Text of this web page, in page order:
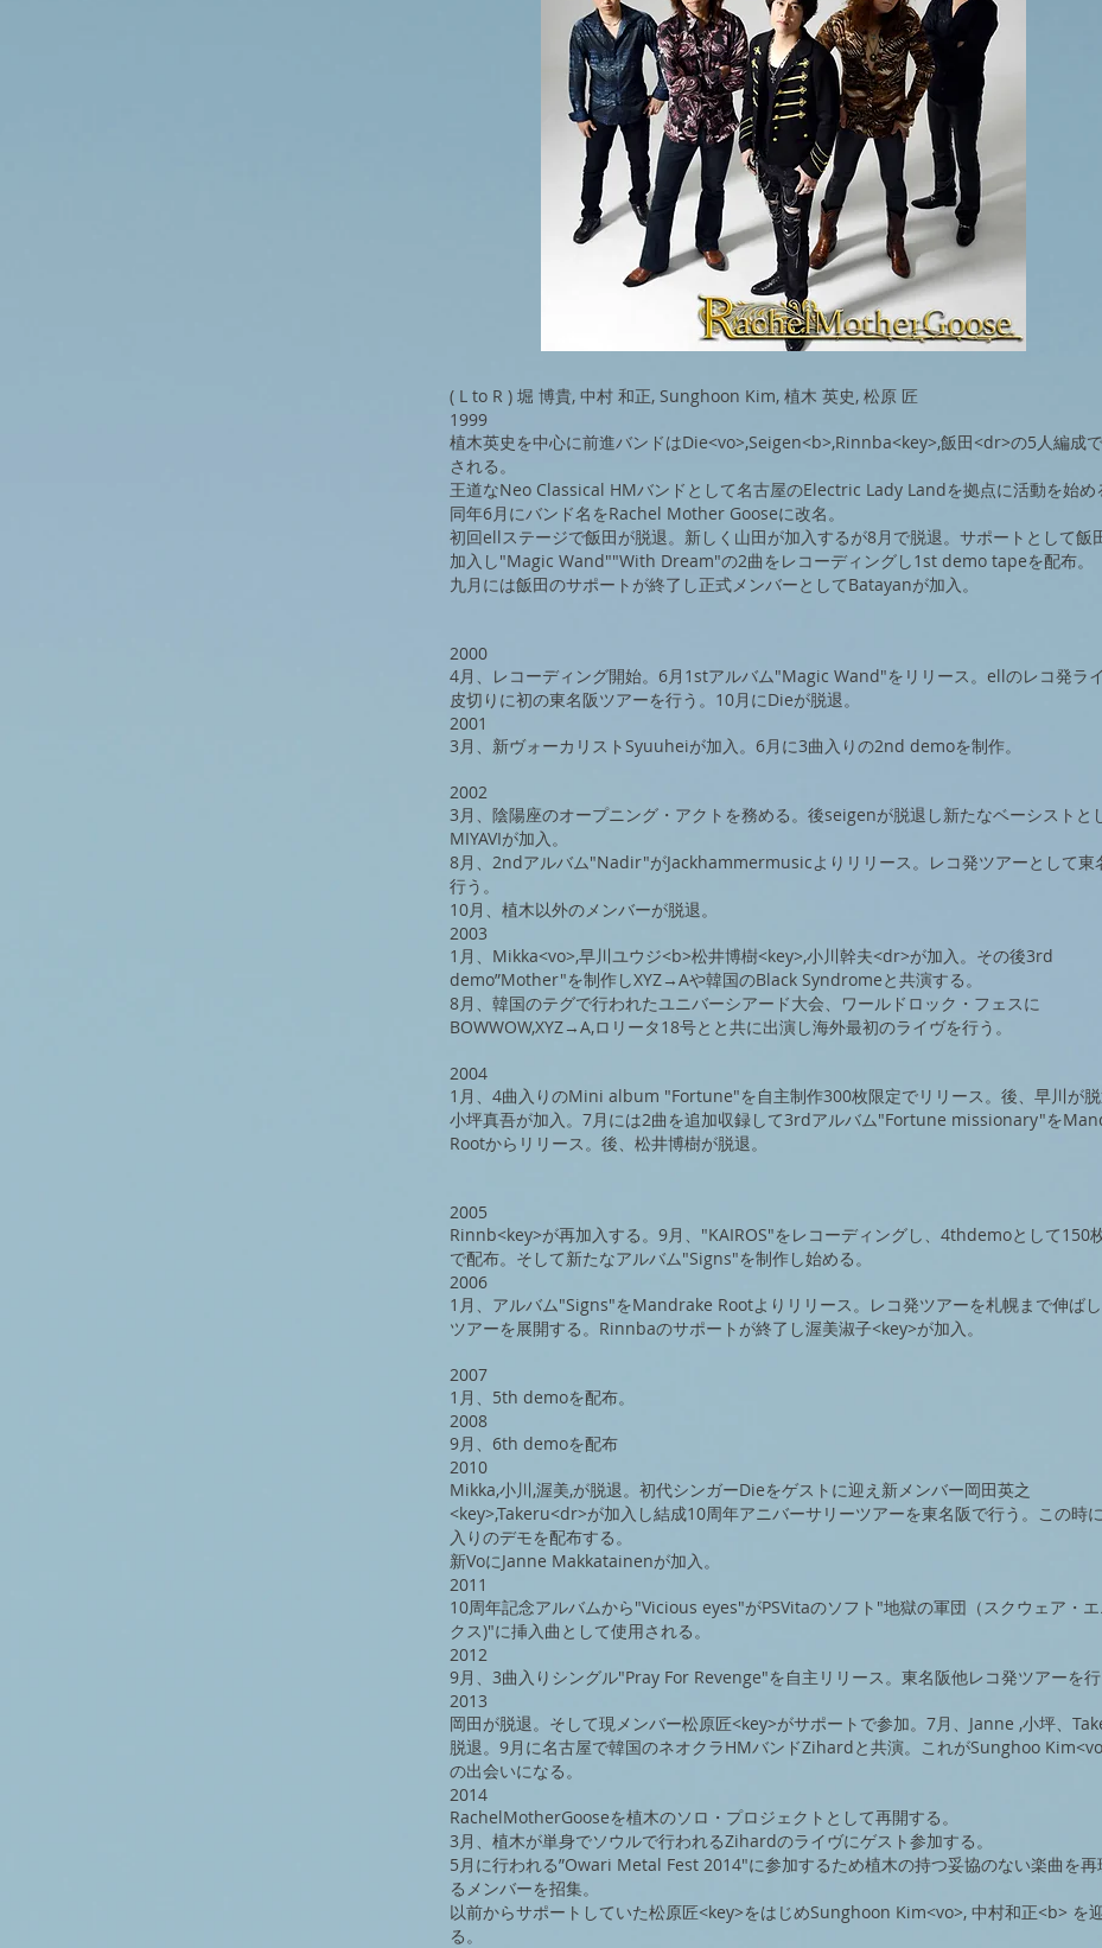
( L to R ) 堀 博貴, 中村 和正, Sunghoon Kim, 植木 英史, 松原 匠
1999
植木英史を中心に前進バンドはDie<vo>,Seigen<b>,Rinnba<key>,飯田<dr>の5人編成
される。
王道なNeo Classical HMバンドとして名古屋のElectric Lady Landを拠点に活動を始め
同年6月にバンド名をRachel Mother Gooseに改名。
初回ellステージで飯田が脱退。新しく山田が加入するが8月で脱退。サポートとして飯
加入し"Magic Wand""With Dream"の2曲をレコーディングし1st demo tapeを配布。
九月には飯田のサポートが終了し正式メンバーとしてBatayanが加入。
2000
​4月、レコーディング開始。6月1stアルバム"Magic Wand"をリリース。ellのレコ発ラ
皮切りに初の東名阪ツアーを行う。10月にDieが脱退。
2001
3月、新ヴォーカリストSyuuheiが加入。6月に3曲入りの2nd demoを制作。
2002
3月、陰陽座のオープニング・アクトを務める。後seigenが脱退し新たなベーシストと
MIYAVIが加入。
8月、2ndアルバム"Nadir"がJackhammermusicよりリリース。レコ発ツアーとして東
行う。
10月、植木以外のメンバーが脱退。
2003
​1月、Mikka<vo>,早川ユウジ<b>松井博樹<key>,小川幹夫<dr>が加入。その後3rd
demo”Mother"を制作しXYZ→Aや韓国のBlack Syndromeと共演する。
8月、韓国のテグで行われたユニバーシアード大会、ワールドロック・フェスに
BOWWOW,XYZ→A,ロリータ18号とと共に出演し海外最初のライヴを行う。
2004
1月、4曲入りのMini album "Fortune"を自主制作300枚限定でリリース。後、早川が脱
小坪真吾が加入。7月には2曲を追加収録して3rdアルバム"Fortune missionary"を
Rootからリリース。後、松井博樹が脱退。
2005
​Rinnb<key>が再加入する。9月、"KAIROS"をレコーディングし、4thdemoとして150
で配布。そして新たなアルバム"Signs"を制作し始める。
2006
1月、アルバム"Signs"をMandrake Rootよりリリース。レコ発ツアーを札幌まで伸ば
ツアーを展開する。Rinnbaのサポートが終了し渥美淑子<key>が加入。
2007
1月、5th demoを配布。
2008
​9月、6th demoを配布
2010
Mikka,小川,渥美,が脱退。初代シンガーDieをゲストに迎え新メンバー岡田英之
<key>,Takeru<dr>が加入し結成10周年アニバーサリーツアーを東名阪で行う。この時
入りのデモを配布する。
新VoにJanne Makkatainenが加入。
2011
​10周年記念アルバムから"Vicious eyes"がPSVitaのソフト"地獄の軍団（スクウェア・エ
クス)"に挿入曲として使用される。
2012
9月、3曲入りシングル"Pray For Revenge"を自主リリース。東名阪他レコ発ツアーを行
2013
岡田が脱退。そして現メンバー松原匠<key>がサポートで参加。7月、Janne ,小坪、
脱退。9月に名古屋で韓国のネオクラHMバンドZihardと共演。これがSunghoo
の出会いになる。​​
2014
​RachelMotherGooseを植木のソロ・プロジェクトとして再開する。
3月、植木が単身でソウルで行われるZihardのライヴにゲスト参加する。
​5月に行われる”Owari Metal Fest 2014"に参加するため植木の持つ妥協のない楽曲を再
るメンバーを招集。
以前からサポートしていた松原匠<key>をはじめSunghoon Kim<vo>, 中村和正<b> を
る。